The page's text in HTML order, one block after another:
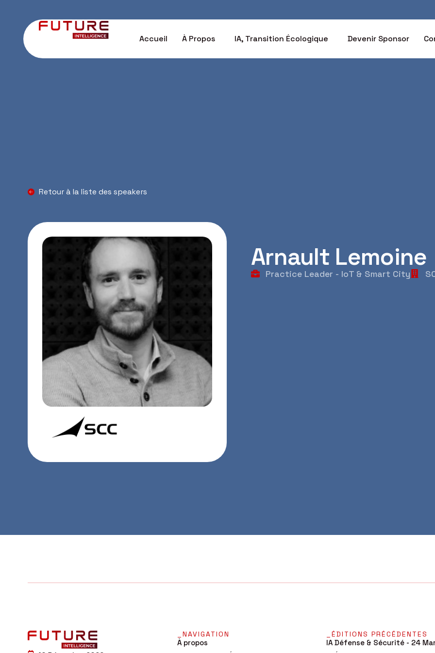
Accueil À Propos IA, Transition Écologique Devenir Sponsor
Retour à la liste des speakers
Arnault Lemoine
Practice Leader - IoT & Smart City
_NAVIGATION
À propos
_ÉDITIONS PRÉCÉDENTES
IA Défense & Sécurité - 24